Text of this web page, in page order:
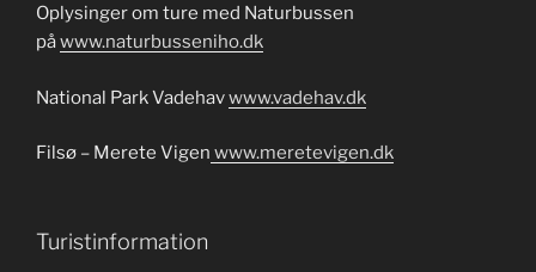
Oplysinger om ture med Naturbussen
påwww.naturbusseniho.dk
National Park Vadehavwww.vadehav.dk
Filsø – Merete Vigen www.meretevigen.dk
Turistinformation